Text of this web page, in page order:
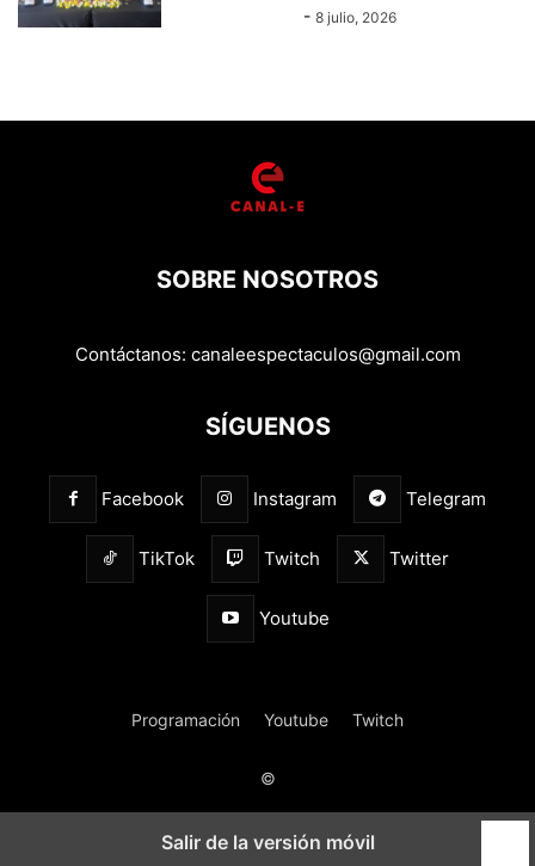
- 8 julio, 2026
SOBRE NOSOTROS
Contáctanos: canaleespectaculos@gmail.com
SÍGUENOS
Facebook Instagram Telegram
TikTok Twitch Twitter
Youtube
Programación Youtube Twitch
©
Salir de la versión móvil